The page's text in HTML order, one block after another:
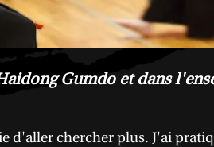
Gumdo et dans
d'aller chercher plus. J'ai